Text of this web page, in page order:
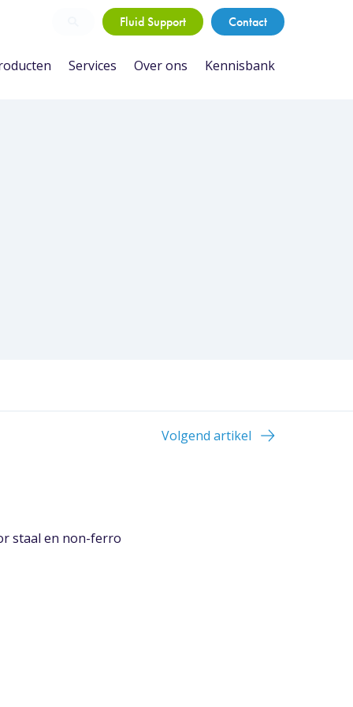
Services Over ons Kennisbank
Fluid Support Contact
Volgend artikel
staal en non-ferro